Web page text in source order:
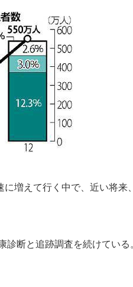
増えて行く中で、近い将来、
断と追跡調査を続けている